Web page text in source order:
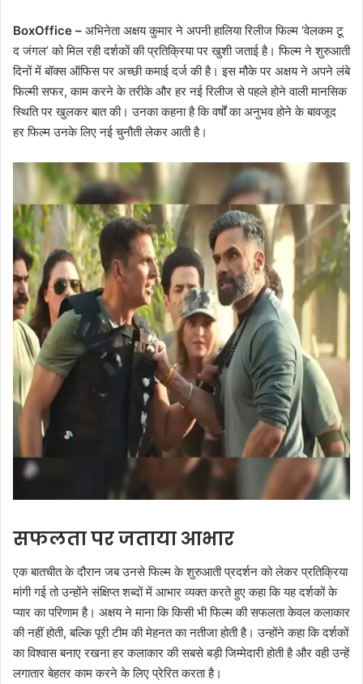
BoxOffice – अभिनेता अक्षय कुमार ने अपनी हालिया रिलीज फिल्म ‘वेलकम टू
द जंगल’ को मिल रही दर्शकों की प्रतिक्रिया पर खुशी जताई है। फिल्म ने शुरुआती
दिनों में बॉक्स ऑफिस पर अच्छी कमाई दर्ज की है। इस मौके पर अक्षय ने अपने लंबे
फिल्मी सफर, काम करने के तरीके और हर नई रिलीज से पहले होने वाली मानसिक
स्थिति पर खुलकर बात की। उनका कहना है कि वर्षों का अनुभव होने के बावजूद
हर फिल्म उनके लिए नई चुनौती लेकर आती है।
सफलता पर जताया आभार
एक बातचीत के दौरान जब उनसे फिल्म के शुरुआती प्रदर्शन को लेकर प्रतिक्रिया
मांगी गई तो उन्होंने संक्षिप्त शब्दों में आभार व्यक्त करते हुए कहा कि यह दर्शकों के
प्यार का परिणाम है। अक्षय ने माना कि किसी भी फिल्म की सफलता केवल कलाकार
की नहीं होती, बल्कि पूरी टीम की मेहनत का नतीजा होती है। उन्होंने कहा कि दर्शकों
का विश्वास बनाए रखना हर कलाकार की सबसे बड़ी जिम्मेदारी होती है और वही उन्हें
लगातार बेहतर काम करने के लिए प्रेरित करता है।